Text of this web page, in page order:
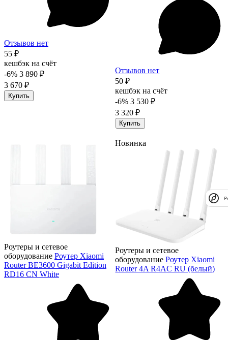
Отзывов нет
55 ₽
кешбэк на счёт
-6% 3 890 ₽
3 670 ₽
Купить
Отзывов нет
50 ₽
кешбэк на счёт
-6% 3 530 ₽
3 320 ₽
Купить
Роутеры и сетевое
оборудование Роутер Xiaomi
Router BE3600 Gigabit Edition
RD16 CN White
Новинка
Роутеры и сетевое
оборудование Роутер Xiaomi
Router 4A R4AC RU (белый)